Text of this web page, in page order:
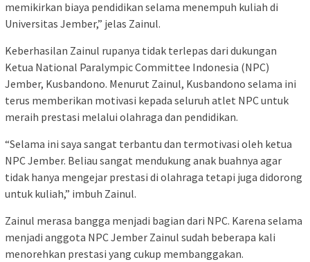
memikirkan biaya pendidikan selama menempuh kuliah di
Universitas Jember,” jelas Zainul.
Keberhasilan Zainul rupanya tidak terlepas dari dukungan
Ketua National Paralympic Committee Indonesia (NPC)
Jember, Kusbandono. Menurut Zainul, Kusbandono selama ini
terus memberikan motivasi kepada seluruh atlet NPC untuk
meraih prestasi melalui olahraga dan pendidikan.
“Selama ini saya sangat terbantu dan termotivasi oleh ketua
NPC Jember. Beliau sangat mendukung anak buahnya agar
tidak hanya mengejar prestasi di olahraga tetapi juga didorong
untuk kuliah,” imbuh Zainul.
Zainul merasa bangga menjadi bagian dari NPC. Karena selama
menjadi anggota NPC Jember Zainul sudah beberapa kali
menorehkan prestasi yang cukup membanggakan.